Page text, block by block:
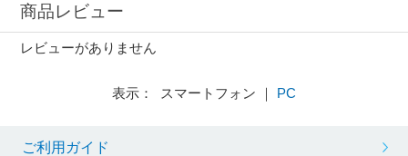
商品レビュー
レビューがありません
表示： スマートフォン ｜ PC
ご利用ガイド